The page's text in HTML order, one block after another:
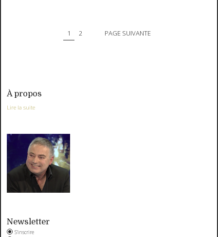
1 2 PAGE SUIVANTE
À propos
Lire la suite
Newsletter
S'inscrire